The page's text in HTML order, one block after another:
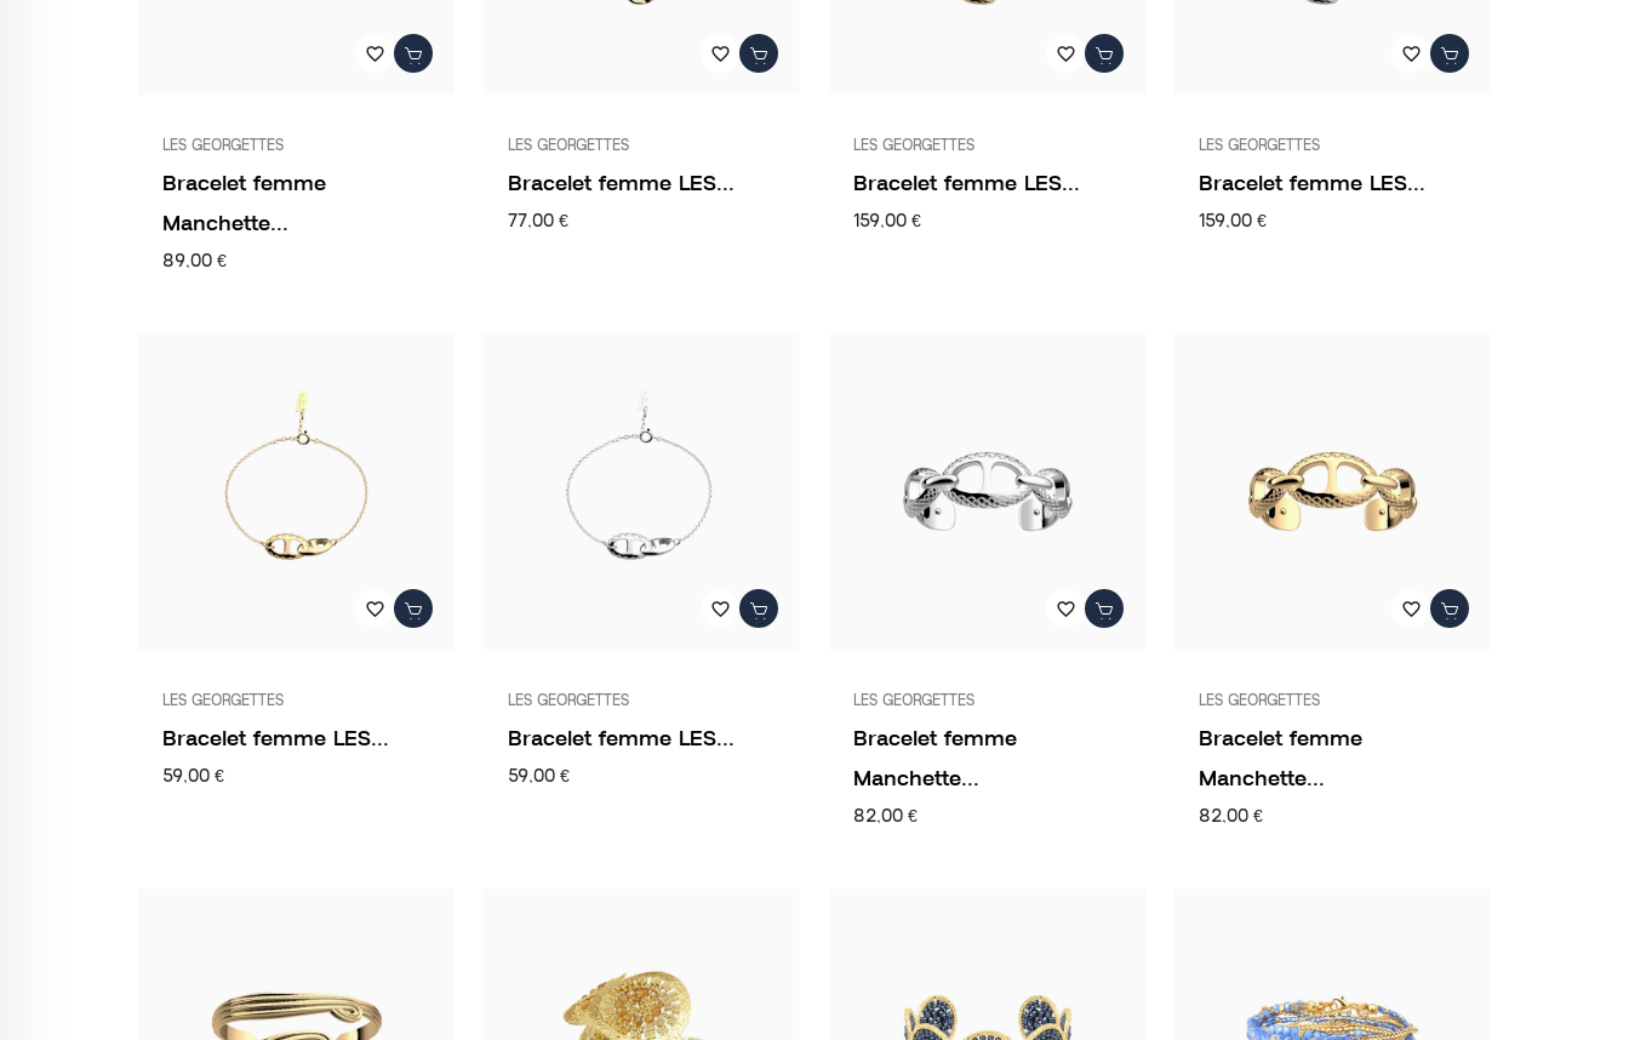
favorite_border
LES GEORGETTES
Bracelet femme
Manchette...
89,00 €
favorite_border
LES GEORGETTES
Bracelet femme LES...
77,00 €
favorite_border
LES GEORGETTES
Bracelet femme LES...
159,00 €
favorite_border
LES GEORGETTES
Bracelet femme LES...
159,00 €
favorite_border
LES GEORGETTES
Bracelet femme LES...
59,00 €
favorite_border
LES GEORGETTES
Bracelet femme LES...
59,00 €
favorite_border
LES GEORGETTES
Bracelet femme
Manchette...
82,00 €
favorite_border
LES GEORGETTES
Bracelet femme
Manchette...
82,00 €